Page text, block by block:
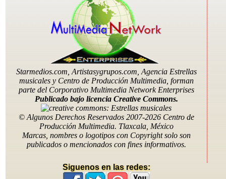
Telefonos: (556)7565537, (222)8424706, (246)1681333,
(551)0153936, (951)633 5190
Email: contratagrupos@hotmail.com
Starmedios.com, Artistasygrupos.com, Agencia Estrellas
musicales y Centro de Producción Multimedia, forman
parte del Corporativo Multimedia Network Enterprises
Publicado bajo licencia Creative Commons.
© Algunos Derechos Reservados 2007-2026 Centro de
Producción Multimedia. Tlaxcala, México
Marcas, nombres o logotipos con Copyright solo son
publicados o mencionados con fines informativos.
Siguenos en las redes: